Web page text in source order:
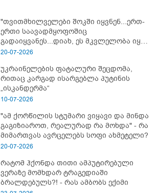
"თვითმხილველები შოკში იყვნენ...ერთ-
ერთი საავადმყოფოშიც
გადაიყვანეს...დიახ, ეს მკვლელობა იყო"
- გორში დატრიალებული ტრაგედიის
20-07-2026
უკრაინელების ფატალური შეცდომა,
რითაც კარგად ისარგებლა პუტინის
„ისკანდერმა“
10-07-2026
"ამ ქორწილის სტუმარი ვიყავი და მინდა
გაგიზიაროთ, რეალურად რა მოხდა" - რა
მიმართვას ავრცელებს სოფი ახმეტელი?
20-07-2026
რატომ ჰქონდა თითი ამპუტირებული
ვერაზე მომხდარ ტრაგედიაში
ბრალდებულს?! - რას ამბობს ექიმი